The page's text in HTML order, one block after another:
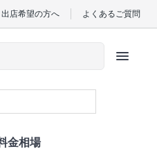
出店希望の方へ よくあるご質問
menu
金相場